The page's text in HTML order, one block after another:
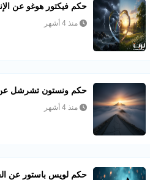
حكم فيكتور هوغو عن
منذ 4 أشهر
حكم ونستون تشرشل عن
منذ 4 أشهر
حكم لويس باستور عن